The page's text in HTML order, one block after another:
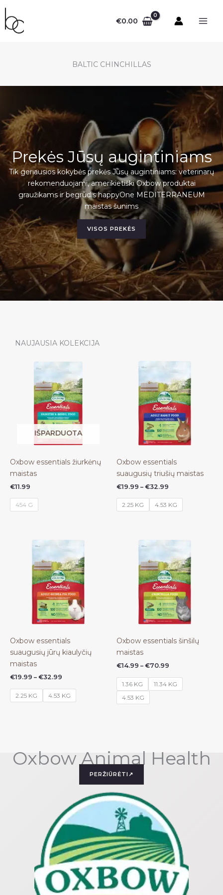
prie
turinio
€0.00
BALTIC CHINCHILLAS
Prekės Jūsų augintiniams
Tik geriausios kokybės prekės Jūsų augintiniams: veterinarų
rekomenduojami, amerikietiški Oxbow produktai
graužikams ir begrūdis happyOne MEDITERRANEUM
maistas šunims
VISOS PREKĖS
NAUJAUSIA KOLEKCIJA
IŠPARDUOTA
Oxbow essentials žiurkėnų
maistas
€11.99
454 G
Oxbow essentials
suaugusių triušių maistas
€19.99 – €32.99
€19.99
through
2.25 KG 4.53 KG
Oxbow essentials
suaugusių jūrų kiaulyčių
maistas
€19.99 – €32.99
€19.99
through
2.25 KG 4.53 KG
Oxbow essentials šinšilų
maistas
€14.99 – €70.99
€14.99
through
1.36 KG
11.34 KG
4.53 KG
Oxbow Animal Health
PERŽIŪRĖTI↗